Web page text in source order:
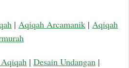
| Aqiqah Arcamanik | Aqiqah
| Desain Undangan |